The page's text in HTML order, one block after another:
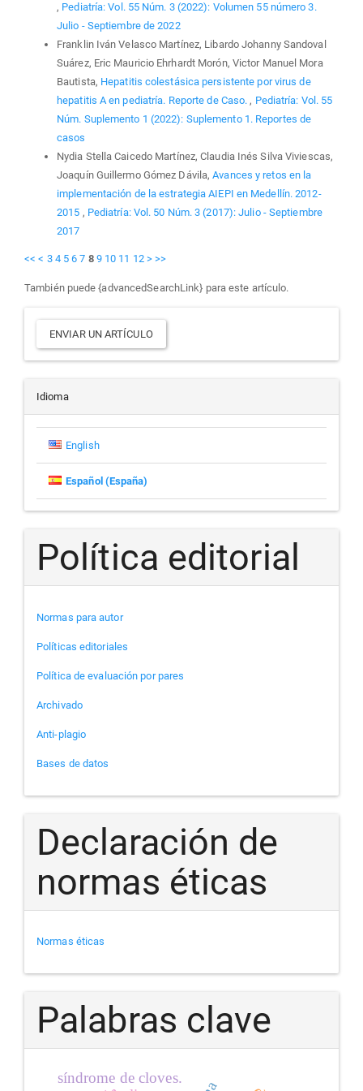
, Pediatría: Vol. 55 Núm. 3 (2022): Volumen 55 número 3.
Julio - Septiembre de 2022
Franklin Iván Velasco Martínez, Libardo Johanny Sandoval
Suárez, Eric Mauricio Ehrhardt Morón, Victor Manuel Mora
Bautista, Hepatitis colestásica persistente por virus de
hepatitis A en pediatría. Reporte de Caso. , Pediatría: Vol. 55
Núm. Suplemento 1 (2022): Suplemento 1. Reportes de
casos
Nydia Stella Caicedo Martínez, Claudia Inés Silva Viviescas,
Joaquín Guillermo Gómez Dávila,Avances y retos en la
implementación de la estrategia AIEPI en Medellín. 2012-
2015 , Pediatría: Vol. 50 Núm. 3 (2017): Julio - Septiembre
2017
<< < 3 4 5 6 7 8 9 10 11 12 > >>
También puede {advancedSearchLink} para este artículo.
Enviar
un
artículo
ENVIAR UN ARTÍCULO
Idioma
English
Español (España)
Política editorial
Normas para autor
Políticas editoriales
Política de evaluación por pares
Archivado
Anti-plagio
Bases de datos
Declaración de
normas éticas
Normas éticas
Palabras clave
síndrome de cloves.